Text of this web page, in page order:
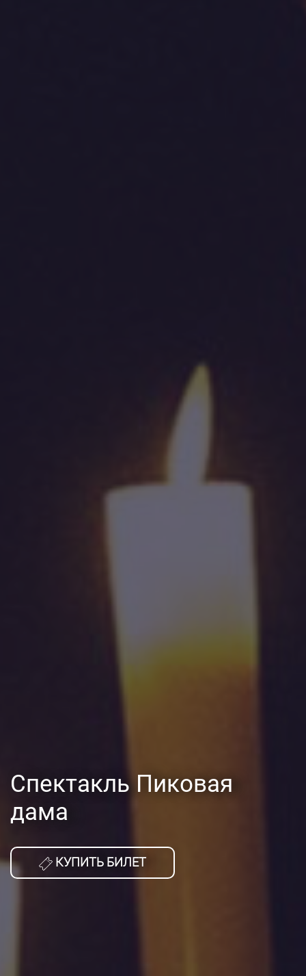
Спектакль Пиковая
дама
КУПИТЬ БИЛЕТ